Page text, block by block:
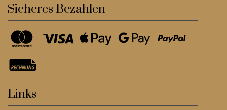
Sicheres Bezahlen
Links